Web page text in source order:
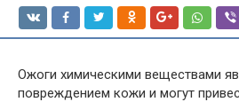
Ожоги химическими веществами
повреждением кожи и могут